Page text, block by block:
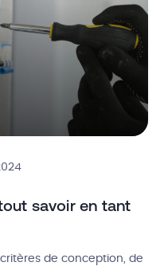
savoir en tant
critères de conception, de